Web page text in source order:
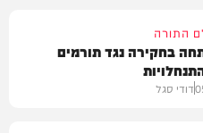
התורה
בחקירה נגד תורמים
דודי סגל